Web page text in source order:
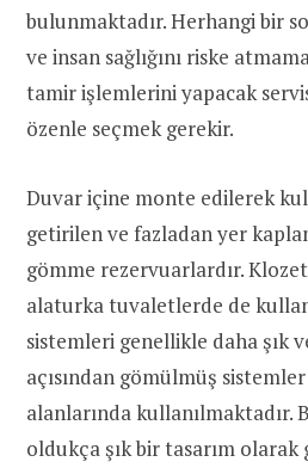
bulunmaktadır. Herhangi bir
ve insan sağlığını riske
tamir işlemlerini yapacak
özenle seçmek gerekir.
Duvar içine monte edilerek
getirilen ve fazladan yer
gömme rezervuarlardır.
alaturka tuvaletlerde de
sistemleri genellikle daha şık
açısından gömülmüş
alanlarında kullanılmaktadır.
oldukça şık bir tasarım